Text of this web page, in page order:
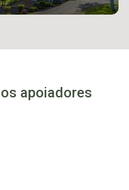
apoiadores